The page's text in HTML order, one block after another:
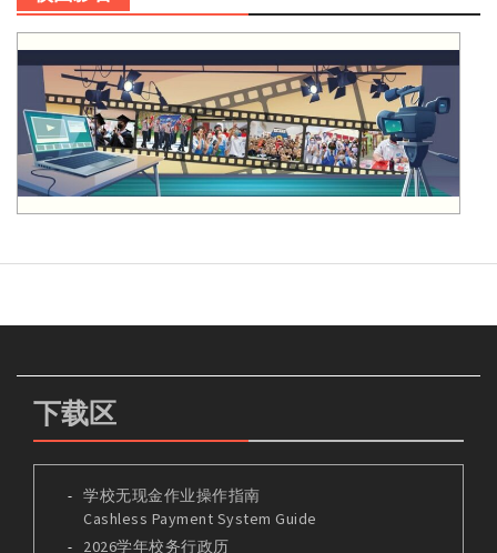
下载区
学校无现金作业操作指南
Cashless Payment System Guide
2026学年校务行政历